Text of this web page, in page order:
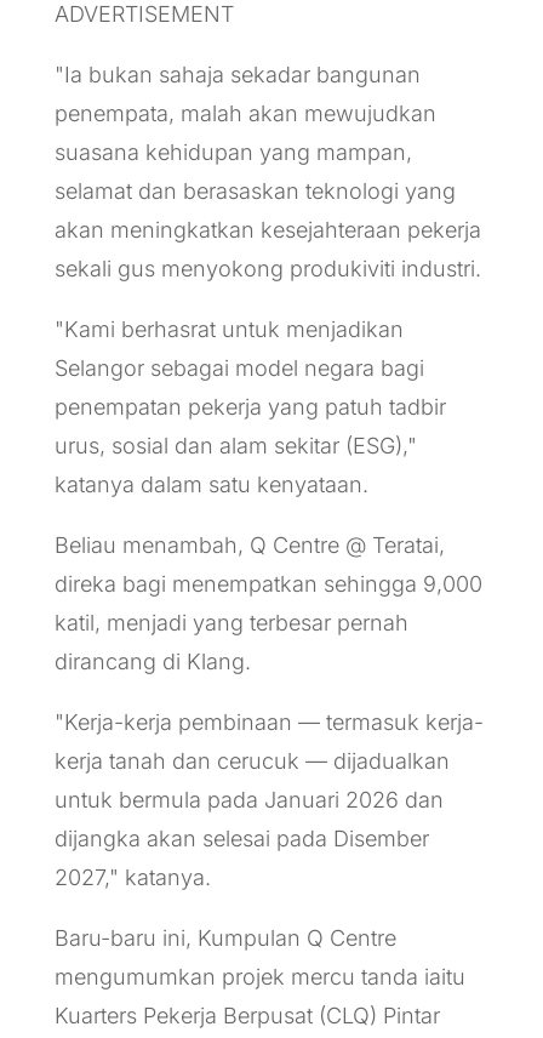
ADVERTISEMENT
"Ia bukan sahaja sekadar bangunan
penempata, malah akan mewujudkan
suasana kehidupan yang mampan,
selamat dan berasaskan teknologi yang
akan meningkatkan kesejahteraan pekerja
sekali gus menyokong produkiviti industri.
"Kami berhasrat untuk menjadikan
Selangor sebagai model negara bagi
penempatan pekerja yang patuh tadbir
urus, sosial dan alam sekitar (ESG),"
katanya dalam satu kenyataan.
Beliau menambah, Q Centre @ Teratai,
direka bagi menempatkan sehingga 9,000
katil, menjadi yang terbesar pernah
dirancang di Klang.
"Kerja-kerja pembinaan — termasuk kerja-
kerja tanah dan cerucuk — dijadualkan
untuk bermula pada Januari 2026 dan
dijangka akan selesai pada Disember
2027," katanya.
Baru-baru ini, Kumpulan Q Centre
mengumumkan projek mercu tanda iaitu
Kuarters Pekerja Berpusat (CLQ) Pintar